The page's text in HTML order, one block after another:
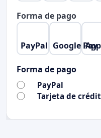
Forma de pago
PayPal Google Pay
Forma de pago
PayPal
Tarjeta de